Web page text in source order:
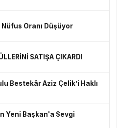
Oranı Düşüyor
SATIŞA ÇIKARDI
Bestekâr Aziz Çelik’i Haklı
Yeni Başkan'a Sevgi